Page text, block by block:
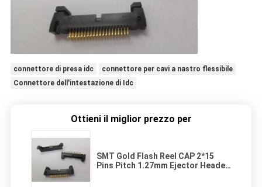
connettore di presa idc
connettore per cavi a nastro flessibile
Connettore dell'intestazione di Idc
Ottieni il miglior prezzo per
SMT Gold Flash Reel CAP 2*15
Pins Pitch 1.27mm Ejector Header